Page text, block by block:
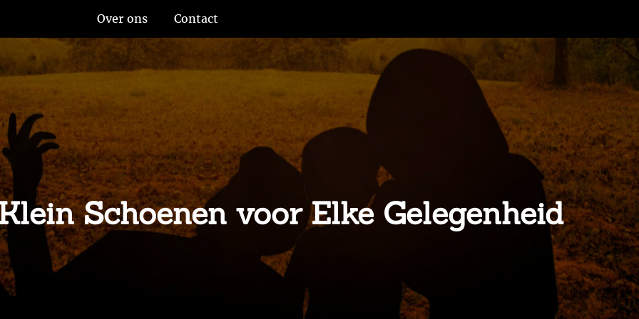
Over ons Contact
Schoenen voor Elke Gelegenheid